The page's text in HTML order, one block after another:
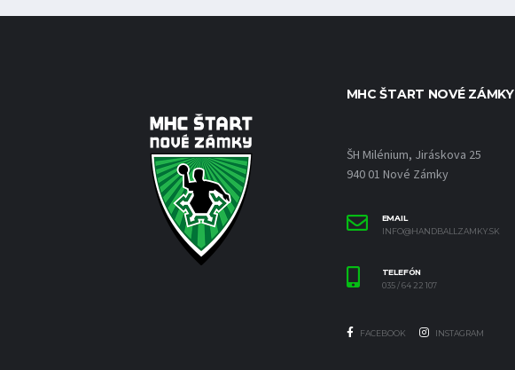
MHC ŠTART NOVÉ ZÁMKY
ŠH Milénium, Jiráskova 25
940 01 Nové Zámky
EMAIL
INFO@HANDBALLZAMKY.SK
TELEFÓN
035 / 64 22 107
FACEBOOK INSTAGRAM